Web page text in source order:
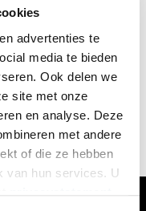
advertenties te
media te bieden
Ook delen we
site met onze
en analyse. Deze
met andere
of die ze hebben
van hun services. U
mee door de tijd
Tientallen kilometers
zijn gebouwd, hier, bij
polderland. Langs de
duikt plots